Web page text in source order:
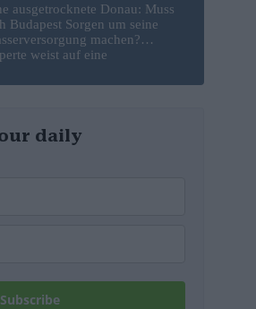
ausgetrocknete Donau: Muss
Budapest Sorgen um seine
machen?
weist auf eine
daily
Subscribe